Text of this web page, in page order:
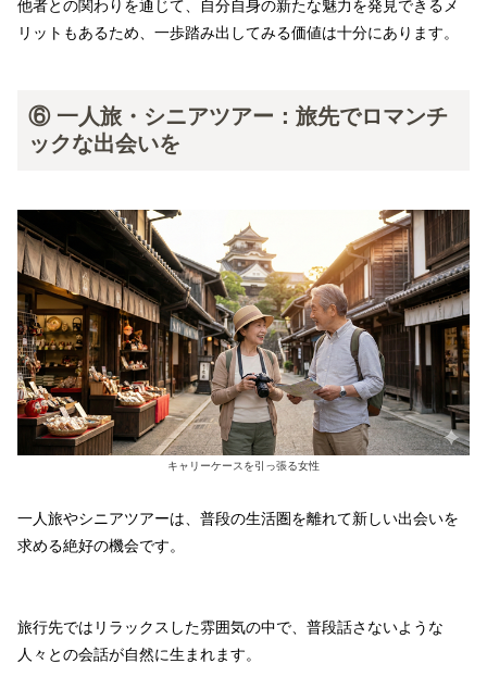
他者との関わりを通じて、自分自身の新たな魅力を発見できるメ
リットもあるため、一歩踏み出してみる価値は十分にあります。
⑥ 一人旅・シニアツアー：旅先でロマンチ
ックな出会いを
キャリーケースを引っ張る女性
一人旅やシニアツアーは、普段の生活圏を離れて新しい出会いを
求める絶好の機会です。
旅行先ではリラックスした雰囲気の中で、普段話さないような
人々との会話が自然に生まれます。